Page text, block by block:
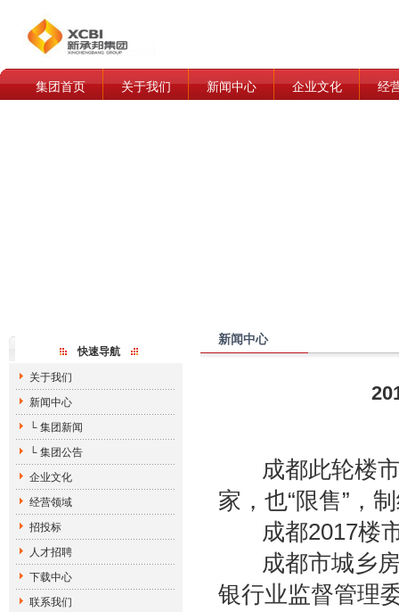
集团首页 关于我们 新闻中心 企业文化 经
快速导航
关于我们
新闻中心
└ 集团新闻
└ 集团公告
企业文化
经营领域
招投标
人才招聘
下载中心
联系我们
新闻中心
成都此轮楼市
家，也“限售”，
成都2017楼市
成都市城乡房
银行业监督管理